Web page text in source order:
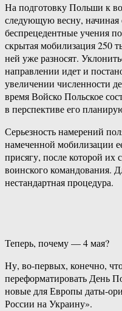
На подготовку Польши к
следующую весну, начиная
беспрецедентные учения
скрытая мобилизация 250
ней уже разносят.
направлении идет и
увеличении численности
время Войско Польское
в перспективе его
Серьезность намерений
намеченной мобилизации
присягу, после которой их
воинского командования.
нестандартная процедура.
Теперь, почему — 4 мая?
Ну, во-первых, конечно,
переформатировать День
новые для Европы даты-
России на Украину».